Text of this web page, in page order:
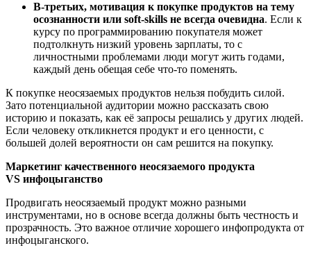
В-третьих, мотивация к покупке продуктов на тему
осознанности или soft-skills не всегда очевидна. Если к
курсу по программированию покупателя может
подтолкнуть низкий уровень зарплаты, то с
личностными проблемами люди могут жить годами,
каждый день обещая себе что-то поменять.
К покупке неосязаемых продуктов нельзя побудить силой.
Зато потенциальной аудитории можно рассказать свою
историю и показать, как её запросы решались у других людей.
Если человеку откликнется продукт и его ценности, с
большей долей вероятности он сам решится на покупку.
Маркетинг качественного неосязаемого продукта
VS инфоцыганство
Продвигать неосязаемый продукт можно разными
инструментами, но в основе всегда должны быть честность и
прозрачность. Это важное отличие хорошего инфопродукта от
инфоцыганского.